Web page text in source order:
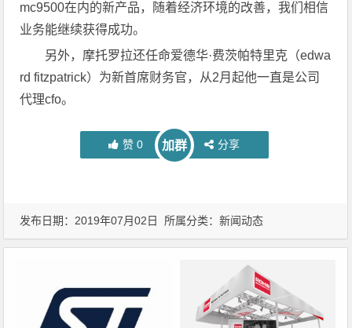
mc9500在内的新产品，随着经济环境的改善，我们相信
业务能继续获得成功。
另外，摩托罗拉还任命爱德华·费茨帕特里克（edwa
rd fitzpatrick）为新首席财务官，从2月起他一直是公司
代理cfo。
赞 0 加群 分享
发布日期：2019年07月02日 所属分类：新闻动态